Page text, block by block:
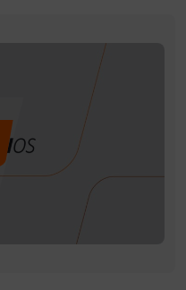
ABY OTWORZYĆ